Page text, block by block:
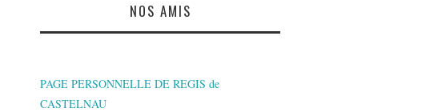
NOS AMIS
PAGE PERSONNELLE DE REGIS de
CASTELNAU